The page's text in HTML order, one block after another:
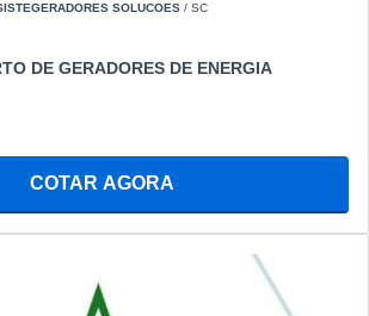
SOLUCOES / SC
DE GERADORES DE ENERGIA
COTAR AGORA